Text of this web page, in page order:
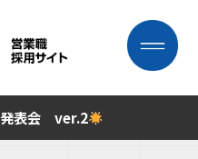
発表会 ver.2